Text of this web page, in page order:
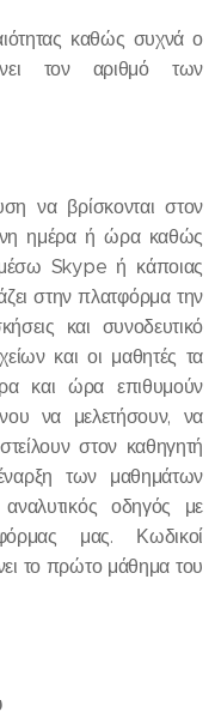
καθώς συχνά ο
τον αριθμό των
να βρίσκονται στον
ημέρα ή ώρα καθώς
μέσω Skype ή κάποιας
στην πλατφόρμα την
και συνοδευτικό
και οι μαθητές τα
και ώρα επιθυμούν
να μελετήσουν, να
στον καθηγητή
των μαθημάτων
αναλυτικός οδηγός με
μας. Κωδικοί
το πρώτο μάθημα του